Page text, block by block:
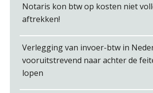
Tim van
Joep Swinkels
Notaris kon btw op kosten niet
aftrekken!
Verlegging van invoer-btw in
vooruitstrevend naar achter de
lopen